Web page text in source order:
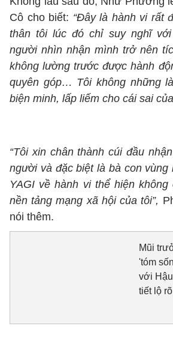
Cô cho biết: “Đây là hành vi rất
thân tôi lúc đó chỉ suy nghĩ
người nhìn nhận mình trở nên
không lường trước được hành
quyên góp… Tôi không những
biện minh, lấp liếm cho cái sai
“Tôi xin chân thành cúi đầu
người và đặc biệt là bà con vùng
YAGI về hành vi thể hiện
nền tảng mạng xã hội của tôi”,
nói thêm.
Mũi
'tóm
với
tiết lộ